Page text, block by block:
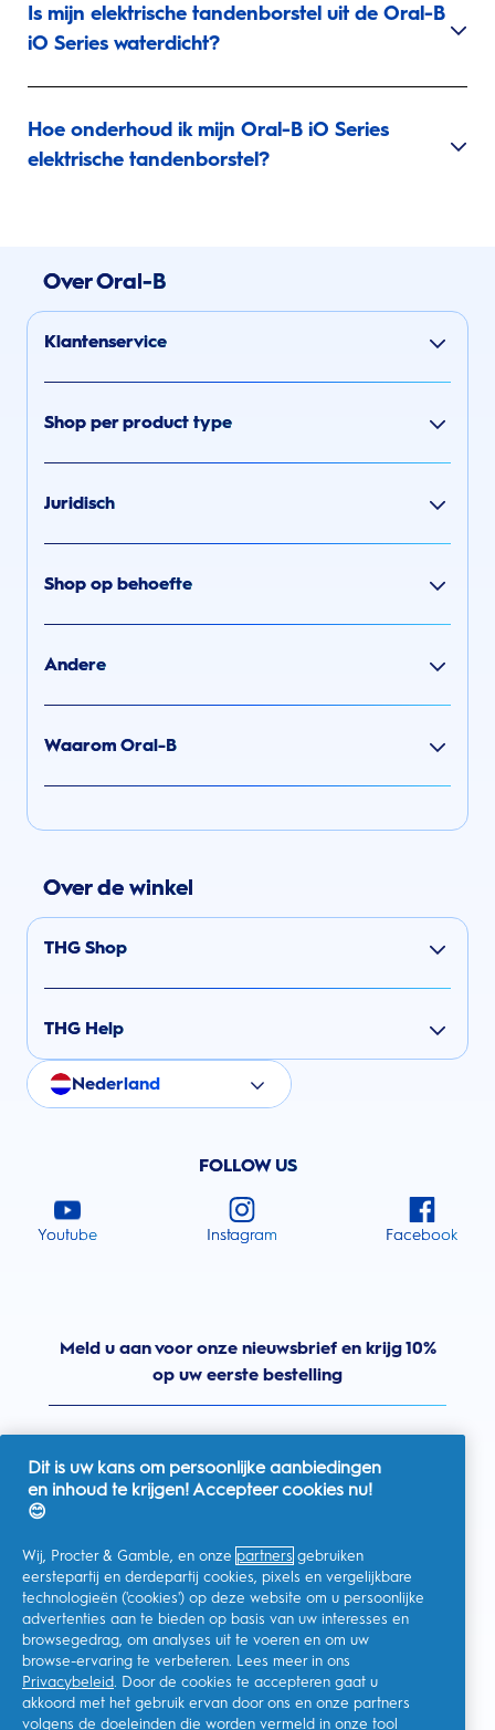
Is mijn elektrische tandenborstel uit de Oral-B
iO Series waterdicht?
Hoe onderhoud ik mijn Oral-B iO Series
elektrische tandenborstel?
Over Oral-B
Klantenservice
Shop per product type
Juridisch
Shop op behoefte
Andere
Waarom Oral-B
Over de winkel
THG Shop
THG Help
Nederland
FOLLOW US
Youtube Instagram Facebook
Meld u aan voor onze nieuwsbrief en krijg 10%
op uw eerste bestelling
Ik geef toestemming voor het ontvangen van
gepersonaliseerde communicatie met betrekking tot
aanbiedingen, nieuws en andere promotionele initiatieven van
Oral-B en andere
P&G-merken
kan me op elk momentafmelden.
Procter & Gamble, als verwerkingsverantwoordelijke, zal uw
persoonlijke gegevens verwerken zodat u zich bij deze site kunt
registreren en de interactie kunt aangaan met de aangeboden
Dit is uw kans om persoonlijke aanbiedingen
en inhoud te krijgen! Accepteer cookies nu!
😊
Wij, Procter & Gamble, en onze partners gebruiken
eerstepartij en derdepartij cookies, pixels en vergelijkbare
technologieën ('cookies') op deze website om u persoonlijke
advertenties aan te bieden op basis van uw interesses en
browsegedrag, om analyses uit te voeren en om uw
browse-ervaring te verbeteren. Lees meer in ons
Privacybeleid. Door de cookies te accepteren gaat u
akkoord met het gebruik ervan door ons en onze partners
volgens de doeleinden die worden vermeld in onze tool